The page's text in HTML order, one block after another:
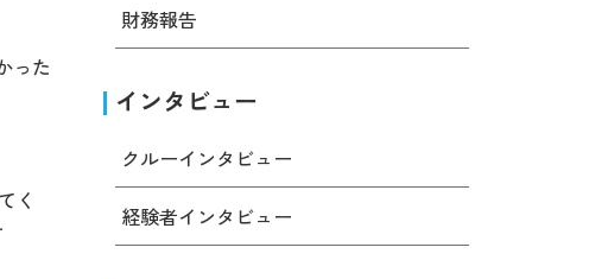
った
く
財務報告
インタビュー
クルーインタビュー
経験者インタビュー